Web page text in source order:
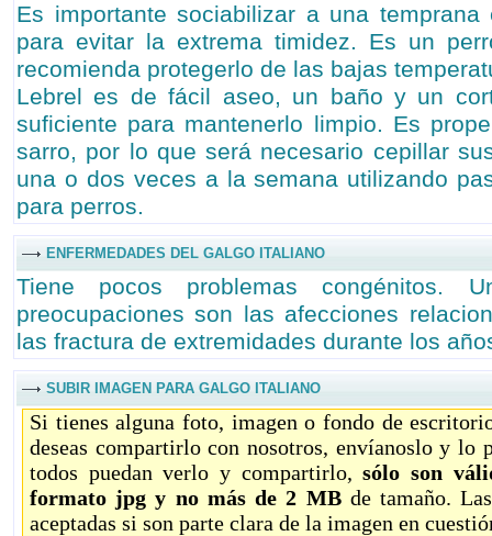
Es importante sociabilizar a una
para evitar la extrema timidez. Es un
recomienda protegerlo de las bajas
Lebrel es de fácil aseo, un baño y un
suficiente para mantenerlo limpio. Es
sarro, por lo que será necesario cepillar
una o dos veces a la semana utilizando
para perros.
ENFERMEDADES DEL GALGO ITALIANO
Tiene pocos problemas congénitos.
preocupaciones son las afecciones
las fractura de extremidades durante los
SUBIR IMAGEN PARA GALGO ITALIANO
Si tienes alguna foto, imagen o fondo de
deseas compartirlo con nosotros, envíanoslo y lo
todos puedan verlo y compartirlo,sólo son
formato jpg y no más de 2 MBde tamaño.
aceptadas si son parte clara de la imagen en